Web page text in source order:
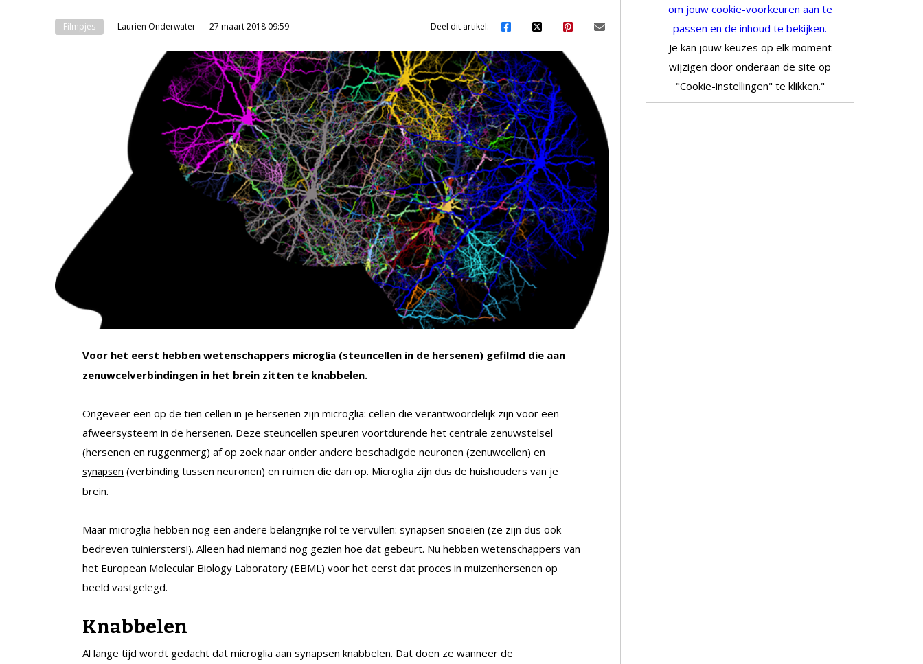
Filmpjes Laurien Onderwater 27 maart 2018 09:59 Deel dit artikel:
Voor het eerst hebben wetenschappers microglia (steuncellen in de hersenen) gefilmd die aan
zenuwcelverbindingen in het brein zitten te knabbelen.
Ongeveer een op de tien cellen in je hersenen zijn microglia: cellen die verantwoordelijk zijn voor een
afweersysteem in de hersenen. Deze steuncellen speuren voortdurende het centrale zenuwstelsel
(hersenen en ruggenmerg) af op zoek naar onder andere beschadigde neuronen (zenuwcellen) en
synapsen (verbinding tussen neuronen) en ruimen die dan op. Microglia zijn dus de huishouders van je
brein.
Maar microglia hebben nog een andere belangrijke rol te vervullen: synapsen snoeien (ze zijn dus ook
bedreven tuiniersters!). Alleen had niemand nog gezien hoe dat gebeurt. Nu hebben wetenschappers van
het European Molecular Biology Laboratory (EBML) voor het eerst dat proces in muizenhersenen op
beeld vastgelegd.
Knabbelen
Al lange tijd wordt gedacht dat microglia aan synapsen knabbelen. Dat doen ze wanneer de
om jouw cookie-voorkeuren aan te
passen en de inhoud te bekijken.
Je kan jouw keuzes op elk moment
wijzigen door onderaan de site op
"Cookie-instellingen" te klikken."